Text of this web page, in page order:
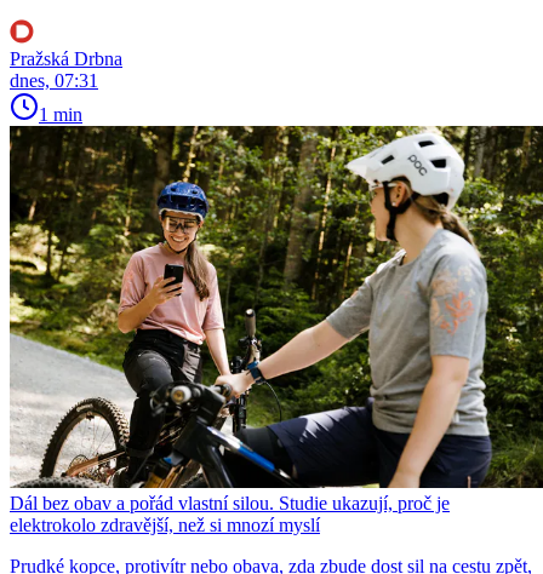
Pražská Drbna
dnes, 07:31
1 min
Dál bez obav a pořád vlastní silou. Studie ukazují, proč je
elektrokolo zdravější, než si mnozí myslí
Prudké kopce, protivítr nebo obava, zda zbude dost sil na cestu zpět,